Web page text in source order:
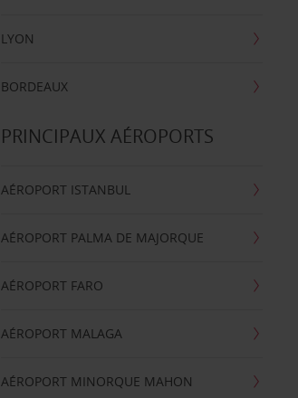
LYON
BORDEAUX
PRINCIPAUX AÉROPORTS
AÉROPORT ISTANBUL
AÉROPORT PALMA DE MAJORQUE
AÉROPORT FARO
AÉROPORT MALAGA
AÉROPORT MINORQUE MAHON